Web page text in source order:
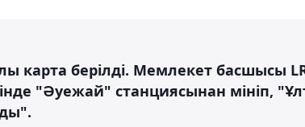
карта берілді. Мемлекет басшысы
"Әуежай" станциясынан мініп,